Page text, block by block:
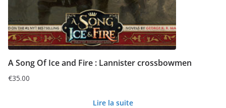
A Song Of Ice and Fire : Lannister crossbowmen
€35.00
Lire la suite